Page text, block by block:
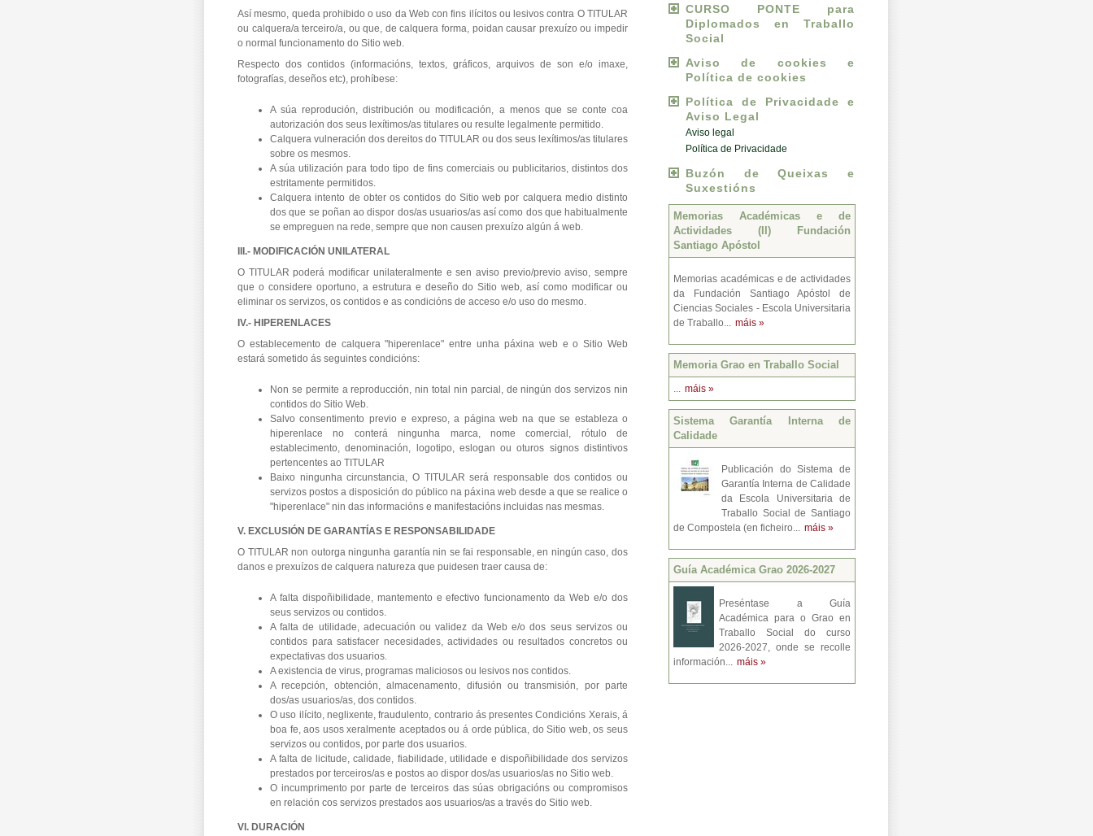
Así mesmo, queda prohibido o uso da Web con fins ilícitos ou lesivos contra O TITULAR
ou calquera/a terceiro/a, ou que, de calquera forma, poidan causar prexuízo ou impedir
o normal funcionamento do Sitio web.
Respecto dos contidos (informacións, textos, gráficos, arquivos de son e/o imaxe,
fotografías, deseños etc), prohíbese:
A súa reprodución, distribución ou modificación, a menos que se conte coa
autorización dos seus lexítimos/as titulares ou resulte legalmente permitido.
Calquera vulneración dos dereitos do TITULAR ou dos seus lexítimos/as titulares
sobre os mesmos.
A súa utilización para todo tipo de fins comerciais ou publicitarios, distintos dos
estritamente permitidos.
Calquera intento de obter os contidos do Sitio web por calquera medio distinto
dos que se poñan ao dispor dos/as usuarios/as así como dos que habitualmente
se empreguen na rede, sempre que non causen prexuízo algún á web.
III.- MODIFICACIÓN UNILATERAL
O TITULAR poderá modificar unilateralmente e sen aviso previo/previo aviso, sempre
que o considere oportuno, a estrutura e deseño do Sitio web, así como modificar ou
eliminar os servizos, os contidos e as condicións de acceso e/o uso do mesmo.
IV.- HIPERENLACES
O establecemento de calquera "hiperenlace" entre unha páxina web e o Sitio Web
estará sometido ás seguintes condicións:
Non se permite a reproducción, nin total nin parcial, de ningún dos servizos nin
contidos do Sitio Web.
Salvo consentimento previo e expreso, a página web na que se estableza o
hiperenlace no conterá ningunha marca, nome comercial, rótulo de
establecimento, denominación, logotipo, eslogan ou oturos signos distintivos
pertencentes ao TITULAR
Baixo ningunha circunstancia, O TITULAR será responsable dos contidos ou
servizos postos a disposición do público na páxina web desde a que se realice o
"hiperenlace" nin das informacións e manifestacións incluidas nas mesmas.
V. EXCLUSIÓN DE GARANTÍAS E RESPONSABILIDADE
O TITULAR non outorga ningunha garantía nin se fai responsable, en ningún caso, dos
danos e prexuízos de calquera natureza que puidesen traer causa de:
A falta dispoñibilidade, mantemento e efectivo funcionamento da Web e/o dos
seus servizos ou contidos.
A falta de utilidade, adecuación ou validez da Web e/o dos seus servizos ou
contidos para satisfacer necesidades, actividades ou resultados concretos ou
expectativas dos usuarios.
A existencia de virus, programas maliciosos ou lesivos nos contidos.
A recepción, obtención, almacenamento, difusión ou transmisión, por parte
dos/as usuarios/as, dos contidos.
O uso ilícito, neglixente, fraudulento, contrario ás presentes Condicións Xerais, á
boa fe, aos usos xeralmente aceptados ou á orde pública, do Sitio web, os seus
servizos ou contidos, por parte dos usuarios.
A falta de licitude, calidade, fiabilidade, utilidade e dispoñibilidade dos servizos
prestados por terceiros/as e postos ao dispor dos/as usuarios/as no Sitio web.
O incumprimento por parte de terceiros das súas obrigacións ou compromisos
en relación cos servizos prestados aos usuarios/as a través do Sitio web.
VI. DURACIÓN
CURSO PONTE para
Diplomados en Traballo
Social
Aviso de cookies e
Política de cookies
Política de Privacidade e
Aviso Legal
Aviso legal
Política de Privacidade
Buzón de Queixas e
Suxestións
Memorias Académicas e de
Actividades (II) Fundación
Santiago Apóstol
Memorias académicas e de actividades
da Fundación Santiago Apóstol de
Ciencias Sociales - Escola Universitaria
de Traballo... máis »
Memoria Grao en Traballo Social
... máis »
Sistema Garantía Interna de
Calidade
Publicación do Sistema de
Garantía Interna de Calidade
da Escola Universitaria de
Traballo Social de Santiago
de Compostela (en ficheiro... máis »
Guí­a Académica Grao 2026-2027
Preséntase a Guía
Académica para o Grao en
Traballo Social do curso
2026-2027, onde se recolle
información... máis »